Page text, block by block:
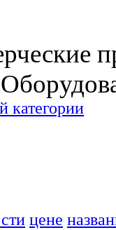
категории
цене